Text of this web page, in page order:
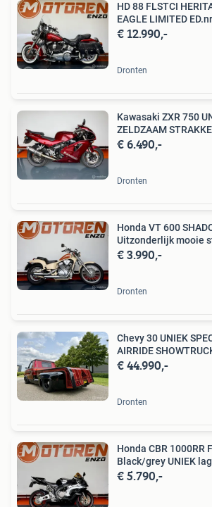
HD 88 FLSTCI
EAGLE LIMITED
€ 12.990,-
Dronten
Kawasaki ZXR 750
ZELDZAAM
€ 6.490,-
Dronten
Honda VT 600
Uitzonderlijk mooie
€ 3.990,-
Dronten
Chevy 30 UNIEK
AIRRIDE
€ 44.990,-
Dronten
Honda CBR 1000RR
Black/grey UNIEK
€ 5.790,-